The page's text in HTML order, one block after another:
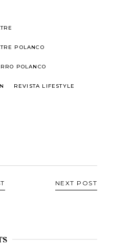
POLANCO
POLANCO
REVISTA LIFESTYLE
NEXT POST